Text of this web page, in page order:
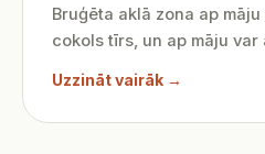
Bruģēta aklā zona ap
cokols tīrs, un ap māju var
Uzzināt vairāk →